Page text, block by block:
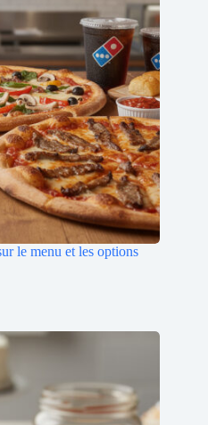
le menu et les options